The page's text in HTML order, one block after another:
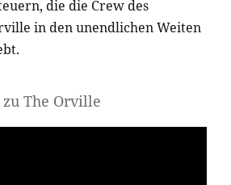
die die Crew des
in den unendlichen Weiten
The Orville